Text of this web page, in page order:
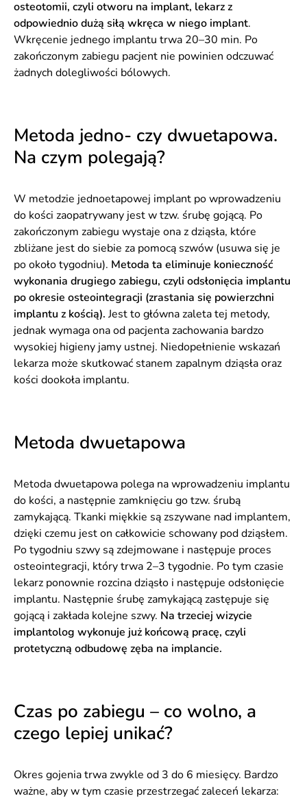
osteotomii, czyli otworu na implant, lekarz z
odpowiednio dużą siłą wkręca w niego implant.
Wkręcenie jednego implantu trwa 20–30 min. Po
zakończonym zabiegu pacjent nie powinien odczuwać
żadnych dolegliwości bólowych.
Metoda jedno- czy dwuetapowa.
Na czym polegają?
W metodzie jednoetapowej implant po wprowadzeniu
do kości zaopatrywany jest w tzw. śrubę gojącą. Po
zakończonym zabiegu wystaje ona z dziąsła, które
zbliżane jest do siebie za pomocą szwów (usuwa się je
po około tygodniu). Metoda ta eliminuje konieczność
wykonania drugiego zabiegu, czyli odsłonięcia implantu
po okresie osteointegracji (zrastania się powierzchni
implantu z kością).Jest to główna zaleta tej metody,
jednak wymaga ona od pacjenta zachowania bardzo
wysokiej higieny jamy ustnej. Niedopełnienie wskazań
lekarza może skutkować stanem zapalnym dziąsła oraz
kości dookoła implantu.
Metoda dwuetapowa
Metoda dwuetapowa polega na wprowadzeniu implantu
do kości, a następnie zamknięciu go tzw. śrubą
zamykającą. Tkanki miękkie są zszywane nad implantem,
dzięki czemu jest on całkowicie schowany pod dziąsłem.
Po tygodniu szwy są zdejmowane i następuje proces
osteointegracji, który trwa 2–3 tygodnie. Po tym czasie
lekarz ponownie rozcina dziąsło i następuje odsłonięcie
implantu. Następnie śrubę zamykającą zastępuje się
gojącą i zakłada kolejne szwy. Na trzeciej wizycie
implantolog wykonuje już końcową pracę, czyli
protetyczną odbudowę zęba na implancie.
Czas po zabiegu – co wolno, a
czego lepiej unikać?
Okres gojenia trwa zwykle od 3 do 6 miesięcy. Bardzo
ważne, aby w tym czasie przestrzegać zaleceń lekarza: